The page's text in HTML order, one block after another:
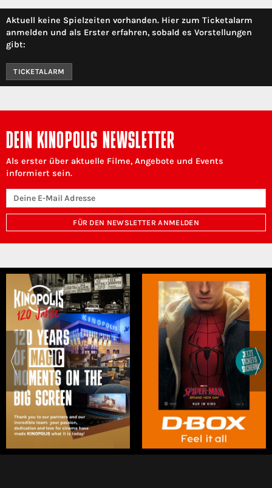
Aktuell keine Spielzeiten vorhanden. Hier zum Ticketalarm
anmelden und als Erster erfahren, sobald es Vorstellungen
gibt:
TICKETALARM
DEIN KINOPOLIS NEWSLETTER
Als erster über aktuelle Filme, Angebote und Events
informiert sein.
FÜR DEN NEWSLETTER ANMELDEN